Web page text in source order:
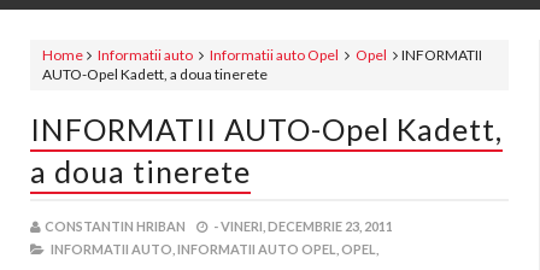
Home Informatii auto Informatii auto Opel Opel
INFORMATII
AUTO-Opel Kadett, a doua tinerete
INFORMATII AUTO-Opel Kadett,
a doua tinerete
CONSTANTIN HRIBAN -VINERI, DECEMBRIE 23, 2011
INFORMATII AUTO, INFORMATII AUTO OPEL, OPEL,